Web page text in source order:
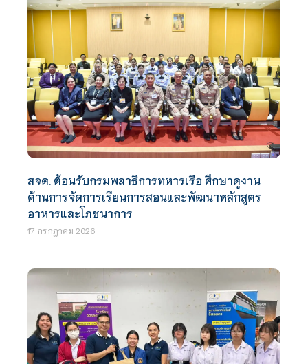
สจด. ต้อนรับกรมพลาธิการทหารเรือ ศึกษาดูงาน
ด้านการจัดการเรียนการสอนและพัฒนาหลักสูตร
อาหารและโภชนาการ
17 กรกฎาคม 2026